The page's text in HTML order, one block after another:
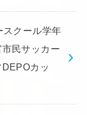
クール学年
民サッカー
カッ